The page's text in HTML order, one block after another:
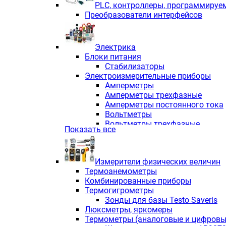
PLС, контроллеры,
Преобразователи интерфейсов
Электрика
Блоки питания
Стабилизаторы
Электроизмерительные приборы
Амперметры
Амперметры трехфазные
Амперметры постоянного тока
Вольтметры
Вольтметры трехфазные
Вольтметры постоянного тока
Индикаторы аналоговых
Измерители COS F
Комбинированные приборы
Комбинированные приборы
Комбинированные приборы
Анализаторы качества
Анализаторы мощности
Показать все
Измерители физических величин
Термоанемометры
Комбинированные приборы
Термогигрометры
Зонды для базы Testo Saveris
Люксметры, яркомеры
Термометры (аналоговые и